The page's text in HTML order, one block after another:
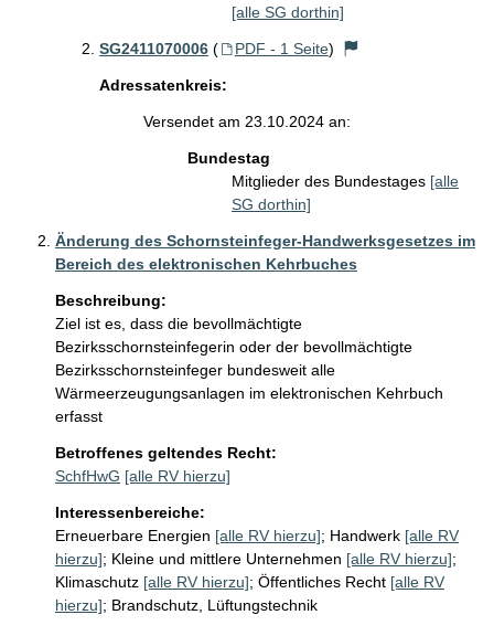
[alle SG dorthin]
SG2411070006 ( PDF - 1 Seite)
Adressatenkreis:
Versendet am 23.10.2024 an:
Bundestag
Mitglieder des Bundestages [alle
SG dorthin]
Änderung des Schornsteinfeger-Handwerksgesetzes im
Bereich des elektronischen Kehrbuches
Beschreibung:
Ziel ist es, dass die bevollmächtigte
Bezirksschornsteinfegerin oder der bevollmächtigte
Bezirksschornsteinfeger bundesweit alle
Wärmeerzeugungsanlagen im elektronischen Kehrbuch
erfasst
Betroffenes geltendes Recht:
SchfHwG [alle RV hierzu]
Interessenbereiche:
Erneuerbare Energien [alle RV hierzu]; Handwerk [alle RV
hierzu]; Kleine und mittlere Unternehmen [alle RV hierzu];
Klimaschutz [alle RV hierzu]; Öffentliches Recht [alle RV
hierzu]; Brandschutz, Lüftungstechnik